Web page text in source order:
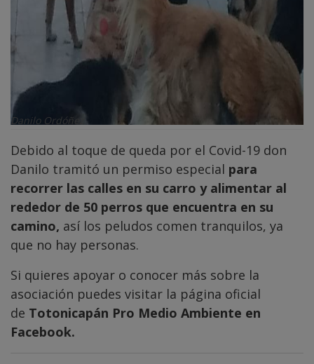
Danilo Ordóñez
Debido al toque de queda por el Covid-19 don
Danilo tramitó un permiso especial para
recorrer las calles en su carro y alimentar al
rededor de 50 perros que encuentra en su
camino, así los peludos comen tranquilos, ya
que no hay personas.
Si quieres apoyar o conocer más sobre la
asociación puedes visitar la página oficial
de Totonicapán Pro Medio Ambiente en
Facebook.